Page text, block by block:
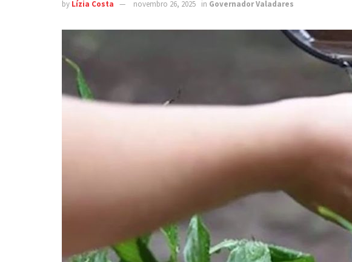
by Lízia Costa novembro 26, 2025 in Governador Valadares